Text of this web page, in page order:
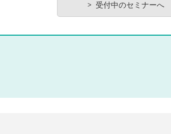
受付中のセミナーへ